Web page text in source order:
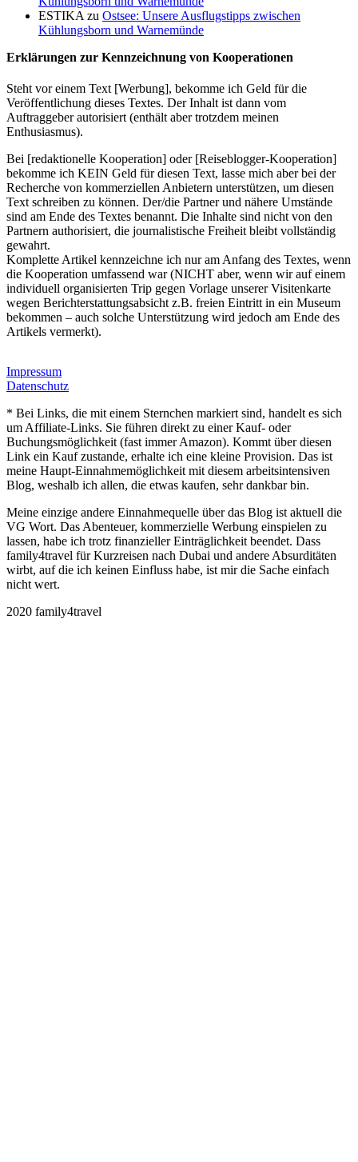
ESTIKA zu Ostsee: Unsere Ausflugstipps zwischen
Kühlungsborn und Warnemünde
Erklärungen zur Kennzeichnung von Kooperationen
Steht vor einem Text [Werbung], bekomme ich Geld für die
Veröffentlichung dieses Textes. Der Inhalt ist dann vom
Auftraggeber autorisiert (enthält aber trotzdem meinen
Enthusiasmus).
Bei [redaktionelle Kooperation] oder [Reiseblogger-Kooperation]
bekomme ich KEIN Geld für diesen Text, lasse mich aber bei der
Recherche von kommerziellen Anbietern unterstützen, um diesen
Text schreiben zu können. Der/die Partner und nähere Umstände
sind am Ende des Textes benannt. Die Inhalte sind nicht von den
Partnern authorisiert, die journalistische Freiheit bleibt vollständig
gewahrt.
Komplette Artikel kennzeichne ich nur am Anfang des Textes, wenn
die Kooperation umfassend war (NICHT aber, wenn wir auf einem
individuell organisierten Trip gegen Vorlage unserer Visitenkarte
wegen Berichterstattungsabsicht z.B. freien Eintritt in ein Museum
bekommen – auch solche Unterstützung wird jedoch am Ende des
Artikels vermerkt).
Impressum
Datenschutz
* Bei Links, die mit einem Sternchen markiert sind, handelt es sich
um Affiliate-Links. Sie führen direkt zu einer Kauf- oder
Buchungsmöglichkeit (fast immer Amazon). Kommt über diesen
Link ein Kauf zustande, erhalte ich eine kleine Provision. Das ist
meine Haupt-Einnahmemöglichkeit mit diesem arbeitsintensiven
Blog, weshalb ich allen, die etwas kaufen, sehr dankbar bin.
Meine einzige andere Einnahmequelle über das Blog ist aktuell die
VG Wort. Das Abenteuer, kommerzielle Werbung einspielen zu
lassen, habe ich trotz finanzieller Einträglichkeit beendet. Dass
family4travel für Kurzreisen nach Dubai und andere Absurditäten
wirbt, auf die ich keinen Einfluss habe, ist mir die Sache einfach
nicht wert.
2020 family4travel